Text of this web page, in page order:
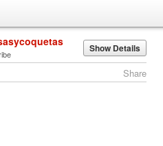
Show Details
Share